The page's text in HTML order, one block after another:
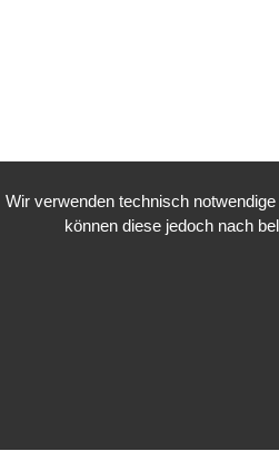
Wir verwenden technisch
können diese jedoch nach